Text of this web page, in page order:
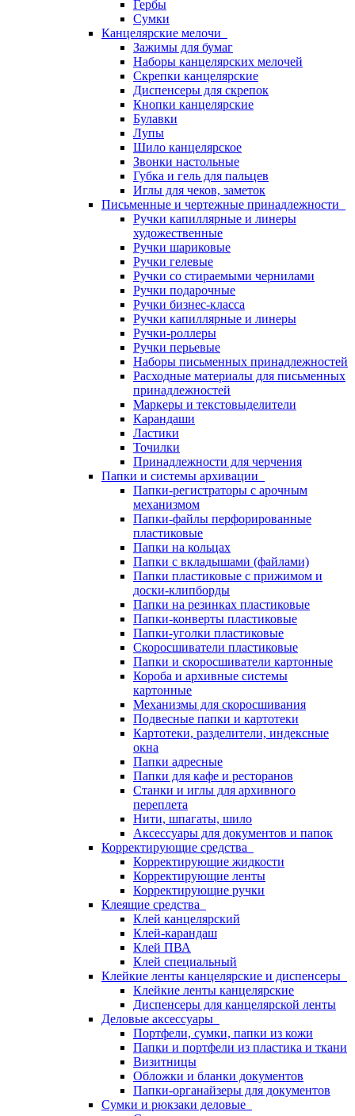
Гербы
Сумки
Канцелярские мелочи
Зажимы для бумаг
Наборы канцелярских мелочей
Скрепки канцелярские
Диспенсеры для скрепок
Кнопки канцелярские
Булавки
Лупы
Шило канцелярское
Звонки настольные
Губка и гель для пальцев
Иглы для чеков, заметок
Письменные и чертежные принадлежности
Ручки капиллярные и линеры
художественные
Ручки шариковые
Ручки гелевые
Ручки со стираемыми чернилами
Ручки подарочные
Ручки бизнес-класса
Ручки капиллярные и линеры
Ручки-роллеры
Ручки перьевые
Наборы письменных принадлежностей
Расходные материалы для письменных
принадлежностей
Маркеры и текстовыделители
Карандаши
Ластики
Точилки
Принадлежности для черчения
Папки и системы архивации
Папки-регистраторы с арочным
механизмом
Папки-файлы перфорированные
пластиковые
Папки на кольцах
Папки с вкладышами (файлами)
Папки пластиковые с прижимом и
доски-клипборды
Папки на резинках пластиковые
Папки-конверты пластиковые
Папки-уголки пластиковые
Скоросшиватели пластиковые
Папки и скоросшиватели картонные
Короба и архивные системы
картонные
Механизмы для скоросшивания
Подвесные папки и картотеки
Картотеки, разделители, индексные
окна
Папки адресные
Папки для кафе и ресторанов
Станки и иглы для архивного
переплета
Нити, шпагаты, шило
Аксессуары для документов и папок
Корректирующие средства
Корректирующие жидкости
Корректирующие ленты
Корректирующие ручки
Клеящие средства
Клей канцелярский
Клей-карандаш
Клей ПВА
Клей специальный
Клейкие ленты канцелярские и диспенсеры
Клейкие ленты канцелярские
Диспенсеры для канцелярской ленты
Деловые аксессуары
Портфели, сумки, папки из кожи
Папки и портфели из пластика и ткани
Визитницы
Обложки и бланки документов
Папки-органайзеры для документов
Сумки и рюкзаки деловые